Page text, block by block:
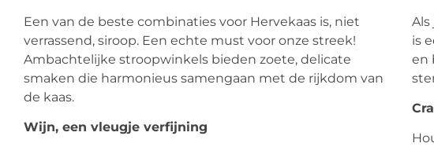
Een van de beste combinaties voor Hervekaas is, niet
verrassend, siroop. Een echte must voor onze streek!
Ambachtelijke stroopwinkels bieden zoete, delicate
smaken die harmonieus samengaan met de rijkdom van
de kaas.
Wijn, een vleugje verfijning
is
en